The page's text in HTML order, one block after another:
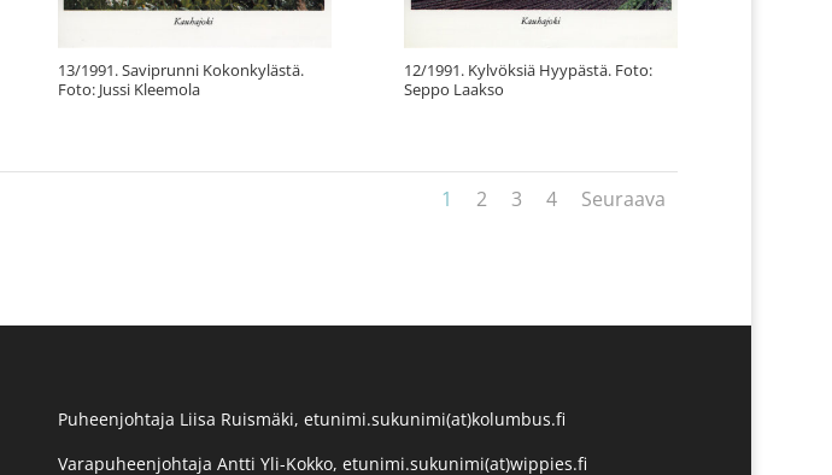
13/1991. Saviprunni Kokonkylästä.
Foto: Jussi Kleemola
12/1991. Kylvöksiä Hyypästä. Foto:
Seppo Laakso
1 2 3 4 Seuraava
Puheenjohtaja Liisa Ruismäki, etunimi.sukunimi(at)kolumbus.fi
Varapuheenjohtaja Antti Yli-Kokko, etunimi.sukunimi(at)wippies.fi